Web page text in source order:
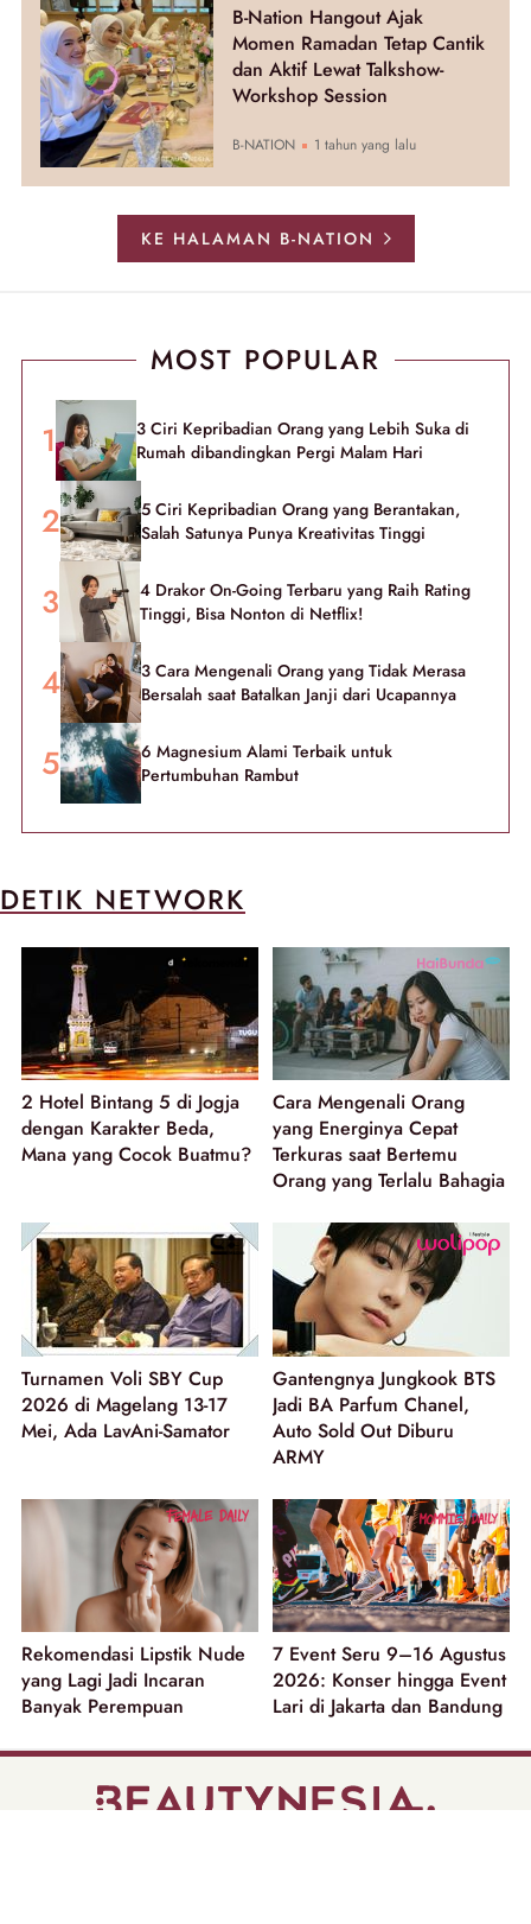
B-Nation Hangout Ajak
Momen Ramadan Tetap Cantik
dan Aktif Lewat Talkshow-
Workshop Session
B-NATION 1 tahun yang lalu
KE HALAMAN B-NATION
MOST POPULAR
3 Ciri Kepribadian Orang yang Lebih Suka di
Rumah dibandingkan Pergi Malam Hari
5 Ciri Kepribadian Orang yang Berantakan,
Salah Satunya Punya Kreativitas Tinggi
4 Drakor On-Going Terbaru yang Raih Rating
Tinggi, Bisa Nonton di Netflix!
3 Cara Mengenali Orang yang Tidak Merasa
Bersalah saat Batalkan Janji dari Ucapannya
6 Magnesium Alami Terbaik untuk
Pertumbuhan Rambut
DETIK NETWORK
2 Hotel Bintang 5 di Jogja
dengan Karakter Beda,
Mana yang Cocok Buatmu?
Cara Mengenali Orang
yang Energinya Cepat
Terkuras saat Bertemu
Orang yang Terlalu Bahagia
Turnamen Voli SBY Cup
2026 di Magelang 13-17
Mei, Ada LavAni-Samator
Gantengnya Jungkook BTS
Jadi BA Parfum Chanel,
Auto Sold Out Diburu
ARMY
Rekomendasi Lipstik Nude
yang Lagi Jadi Incaran
Banyak Perempuan
7 Event Seru 9–16 Agustus
2026: Konser hingga Event
Lari di Jakarta dan Bandung